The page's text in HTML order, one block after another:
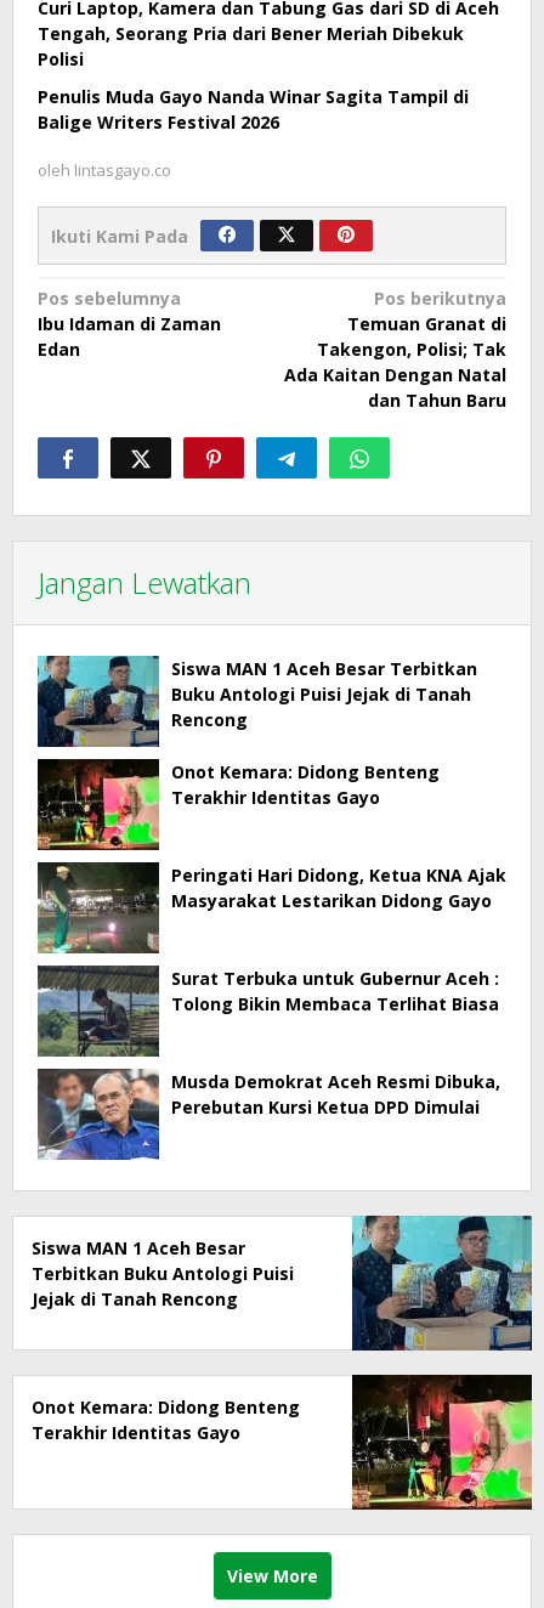
Curi Laptop, Kamera dan Tabung Gas dari SD di Aceh
Tengah, Seorang Pria dari Bener Meriah Dibekuk
Polisi
Penulis Muda Gayo Nanda Winar Sagita Tampil di
Balige Writers Festival 2026
oleh lintasgayo.co
Ikuti Kami Pada
Navigasi
pos
Pos sebelumnya
Ibu Idaman di Zaman
Edan
Pos berikutnya
Temuan Granat di
Takengon, Polisi; Tak
Ada Kaitan Dengan Natal
dan Tahun Baru
Jangan Lewatkan
Siswa MAN 1 Aceh Besar Terbitkan
Buku Antologi Puisi Jejak di Tanah
Rencong
Onot Kemara: Didong Benteng
Terakhir Identitas Gayo
Peringati Hari Didong, Ketua KNA Ajak
Masyarakat Lestarikan Didong Gayo
Surat Terbuka untuk Gubernur Aceh :
Tolong Bikin Membaca Terlihat Biasa
Musda Demokrat Aceh Resmi Dibuka,
Perebutan Kursi Ketua DPD Dimulai
Siswa MAN 1 Aceh Besar
Terbitkan Buku Antologi Puisi
Jejak di Tanah Rencong
Onot Kemara: Didong Benteng
Terakhir Identitas Gayo
View More